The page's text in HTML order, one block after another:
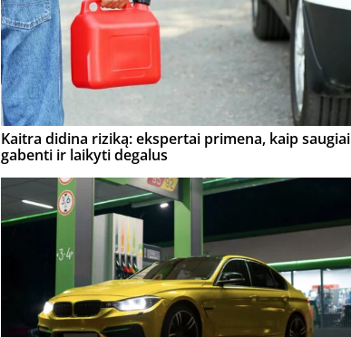
Kaitra didina riziką: ekspertai primena, kaip saugiai
gabenti ir laikyti degalus